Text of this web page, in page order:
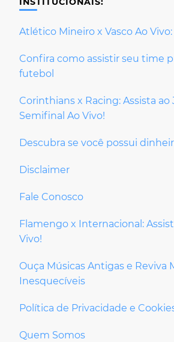
Atlético Mineiro x Vasco Ao
Confira como assistir seu time
futebol
Corinthians x Racing: Assista ao
Semifinal Ao Vivo!
Descubra se você possui
Disclaimer
Fale Conosco
Flamengo x Internacional:
Vivo!
Ouça Músicas Antigas e Reviva
Inesquecíveis
Política de Privacidade e
Quem Somos